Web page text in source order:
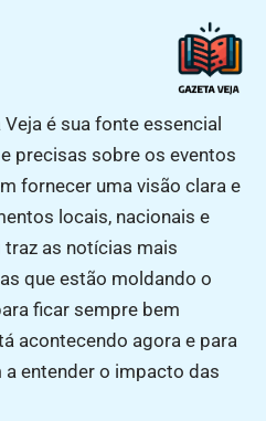
é sua fonte essencial
precisas sobre os eventos
fornecer uma visão clara e
locais, nacionais e
as notícias mais
que estão moldando o
ficar sempre bem
acontecendo agora e para
entender o impacto das